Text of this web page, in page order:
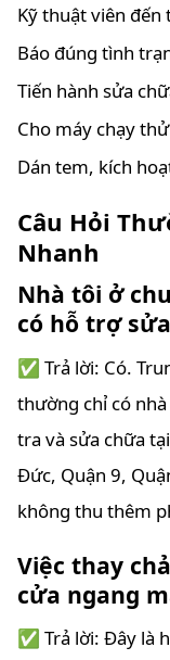
Kỹ thuật viên đến
Báo đúng tình
Tiến hành sửa
Cho máy chạy
Dán tem, kích
Câu Hỏi
Nhanh
Nhà tôi ở
có hỗ trợ
✅ Trả lời: Có.
thường chỉ có
tra và sửa chữa
Đức, Quận 9,
không thu thêm
Việc thay
cửa ngang
✅ Trả lời: Đây là